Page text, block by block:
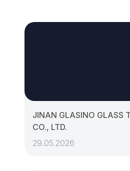
JINAN GLASINO GLASS
CO., LTD.
29.05.2026